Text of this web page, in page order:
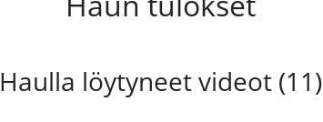
Haulla löytyneet videot (11)